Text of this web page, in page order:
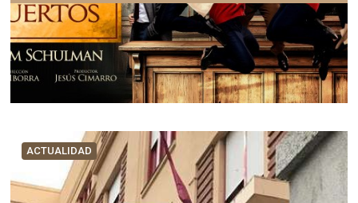
ACTUALIDAD